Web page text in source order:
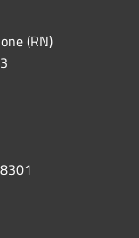
(RN)